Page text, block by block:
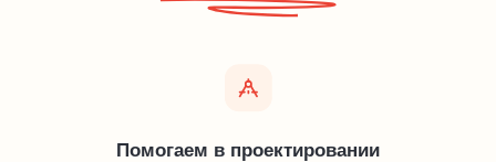
Помогаем в проектировании